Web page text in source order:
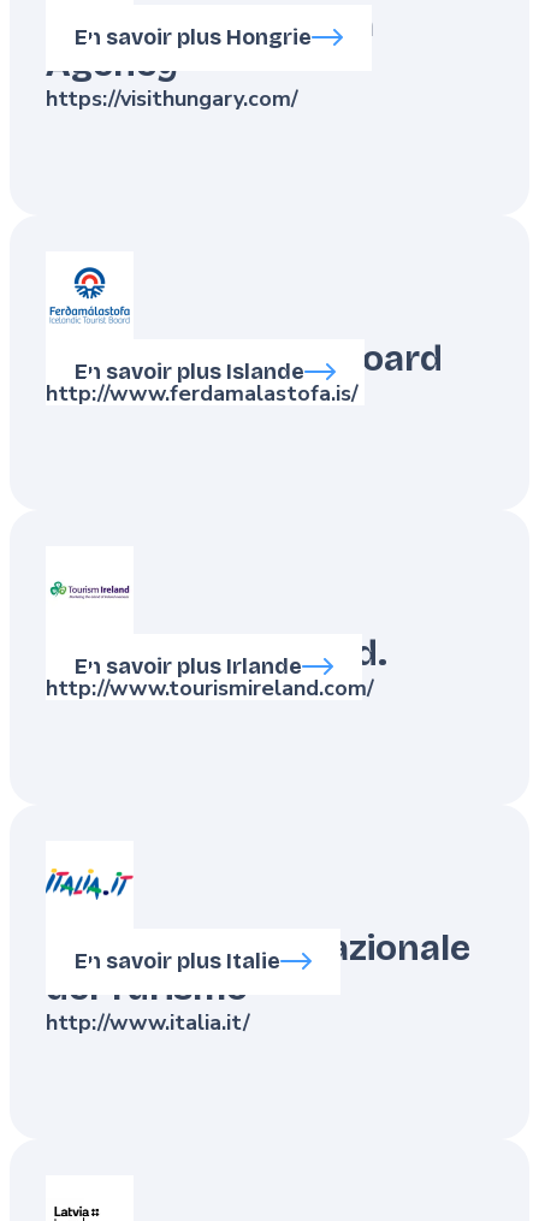
Hungarian Tourism
Agency
https://visithungary.com/
En savoir plus Hongrie
Icelandic Tourist Board
http://www.ferdamalastofa.is/
En savoir plus Islande
Tourism Ireland Ltd.
http://www.tourismireland.com/
En savoir plus Irlande
ENIT - Agenzia Nazionale
del Turismo
http://www.italia.it/
En savoir plus Italie